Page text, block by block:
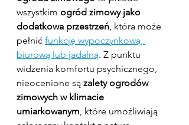
wszystkim ogród zimowy jako
dodatkowa przestrzeń, która może
pełnić funkcję wypoczynkową,
biurową lub jadalną. Z punktu
widzenia komfortu psychicznego,
nieocenione są zalety ogrodów
zimowych w klimacie
umiarkowanym, które umożliwiają